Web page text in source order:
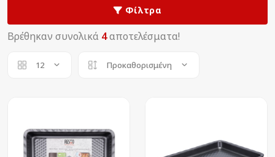
Φίλτρα
Βρέθηκαν συνολικά 4αποτελέσματα!
12 Προκαθορισμένη